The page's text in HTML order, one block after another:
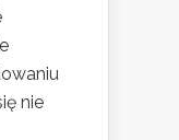
nie